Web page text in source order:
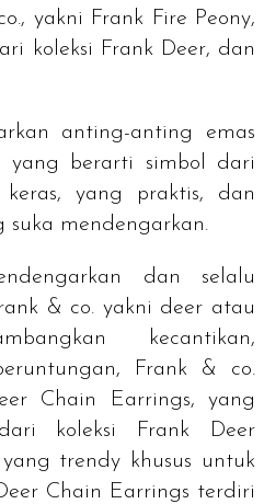
yakni Frank Fire Peony,
koleksi Frank Deer, dan
anting-anting emas
yang berarti simbol dari
yang praktis, dan
suka mendengarkan.
dan selalu
& co. yakni deer atau
kecantikan,
Frank & co.
Chain Earrings, yang
koleksi Frank Deer
yang trendy khusus untuk
Chain Earrings terdiri